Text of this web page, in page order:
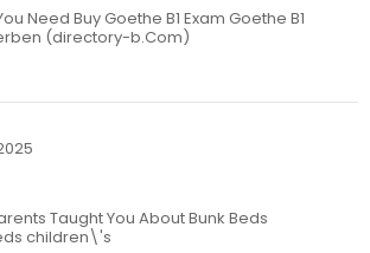
Need Buy Goethe B1 Exam Goethe B1
(directory-b.Com)
Taught You About Bunk Beds
children\'s